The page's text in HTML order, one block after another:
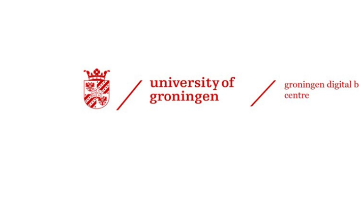
25 jan 2011, 20:29